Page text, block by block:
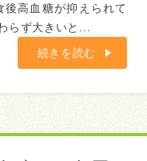
高血糖が抑えられて
らず大きいと...
続きを読む